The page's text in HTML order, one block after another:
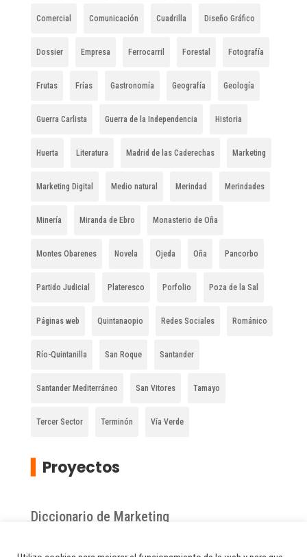
Comercial Comunicación Cuadrilla Diseño Gráfico
Dossier Empresa Ferrocarril Forestal Fotografía
Frutas Frías Gastronomía Geografía Geología
Guerra Carlista Guerra de la Independencia Historia
Huerta Literatura Madrid de las Caderechas Marketing
Marketing Digital Medio natural Merindad Merindades
Minería Miranda de Ebro Monasterio de Oña
Montes Obarenes Novela Ojeda Oña Pancorbo
Partido Judicial Plateresco Porfolio Poza de la Sal
Páginas web Quintanaopio Redes Sociales Románico
Río-Quintanilla San Roque Santander
Santander Mediterráneo San Vitores Tamayo
Tercer Sector Terminón Vía Verde
Proyectos
Diccionario de Marketing
Zona chacolinera de Burgos